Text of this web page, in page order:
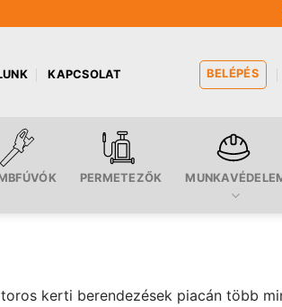
KAPCSOLAT BELÉPÉS
PERMETEZŐK
kerti berendezések piacán több